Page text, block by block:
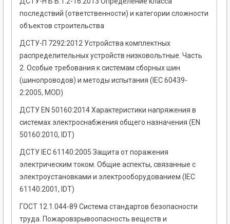
последствий (ответственности) и категории сложности
объектов строительства
ДСТУ-П 7292:2012 Устройства комплектных
распределительных устройств низковольтные. Часть
2. Особые требования к системам сборных шин
(шинопроводов) и методы испытания (IEC 60439-
2:2005, MOD)
ДСТУ ЕN 50160:2014 Характеристики напряжения в
системах электроснабжения общего назначения (EN
50160:2010, IDT)
ДСТУ IEC 61140:2005 Защита от поражения
электрическим током. Общие аспекты, связанные с
электроустановками и электрооборудованием (ІEC
61140:2001, IDT)
ГОСТ 12.1.044-89 Система стандартов безопасности
труда. Пожаровзрывоопасность веществ и